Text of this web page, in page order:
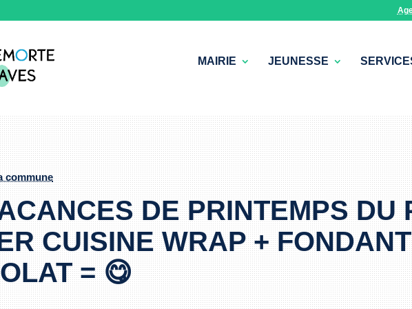
MAIRIE JEUNESSE
commune
DE PRINTEMPS DU
CUISINE WRAP +
= 😋